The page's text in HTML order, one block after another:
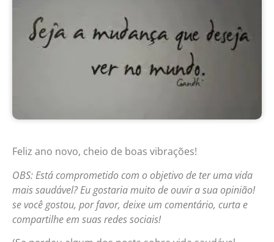
Feliz ano novo, cheio de boas vibrações!
OBS: Está comprometido com o objetivo de ter uma vida
mais saudável? Eu gostaria muito de ouvir a sua opinião!
se você gostou, por favor, deixe um comentário, curta e
compartilhe em suas redes sociais!